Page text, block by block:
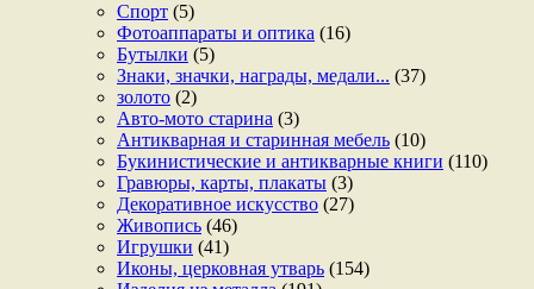
Спорт (5)
Фотоаппараты и оптика (16)
Бутылки (5)
Знаки, значки, награды, медали... (37)
золото (2)
Авто-мото старина (3)
Антикварная и старинная мебель (10)
Букинистические и антикварные книги (110)
Гравюры, карты, плакаты (3)
Декоративное искусство (27)
Живопись (46)
Игрушки (41)
Иконы, церковная утварь (154)